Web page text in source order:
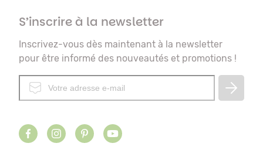
S’inscrire à la newsletter
Inscrivez-vous dès maintenant à la newsletter
pour être informé des nouveautés et promotions !